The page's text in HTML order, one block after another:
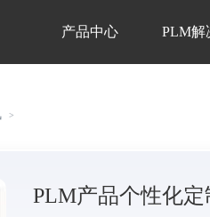
产品中心 PLM解
>
PLM产品个性化